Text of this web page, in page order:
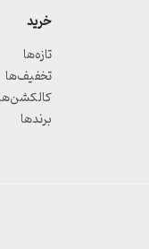
خرید
تازه‌ها
تخفیف‌ها
کالکشن‌ها
برندها